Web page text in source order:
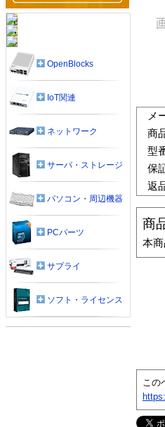
メ
商
型
保
返
商
本
この
OpenBlocks
IoT関連
ネットワーク
サーバ・ストレージ
パソコン・周辺機器
PCパーツ
サプライ
ソフト・ライセンス